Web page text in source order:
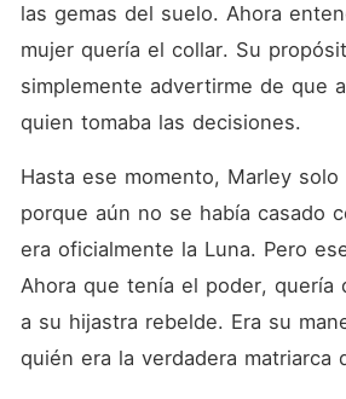
las gemas del suelo. Ahora
mujer quería el collar. Su
simplemente advertirme de que
quien tomaba las decisiones.
Hasta ese momento, Marley
porque aún no se había casado
era oficialmente la Luna. Pero
Ahora que tenía el poder, quería
a su hijastra rebelde. Era su
quién era la verdadera matriarca